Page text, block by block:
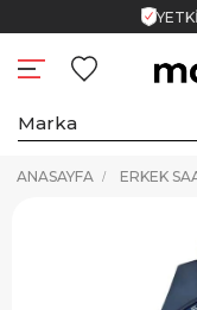
ANASAYFA ERKEK